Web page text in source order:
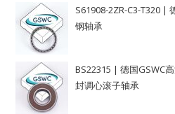
S61908-2ZR-C3-T320 |
钢轴承
BS22315 | 德国GSWC
封调心滚子轴承